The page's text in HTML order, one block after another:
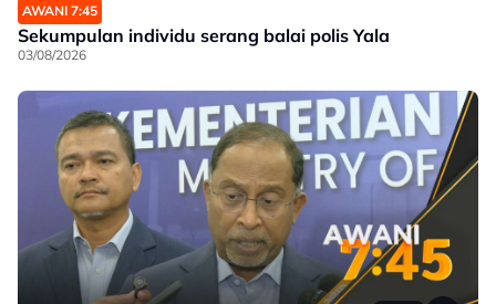
AWANI 7:45
Sekumpulan individu serang balai polis Yala
03/08/2026